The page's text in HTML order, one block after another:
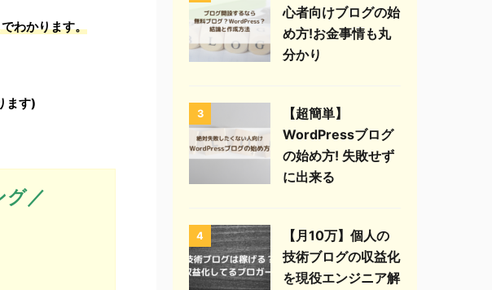
わかります。
ます)
グ／
心者向けブログの始
め方!お金事情も丸
分かり
3
【超簡単】
WordPressブログ
の始め方! 失敗せず
に出来る
4
【月10万】個人の
技術ブログの収益化
を現役エンジニア解